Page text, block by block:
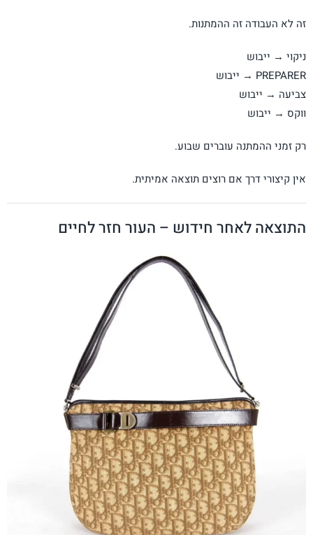
זה לא העבודה זה ההמתנות.
ניקוי → ייבוש
PREPARER → ייבוש
צביעה → ייבוש
ווקס → ייבוש
רק זמני ההמתנה עוברים שבוע.
אין קיצורי דרך אם רוצים תוצאה אמיתית.
התוצאה לאחר חידוש – העור חזר לחיים